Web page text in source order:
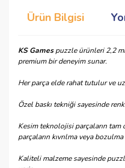
Ürün Bilgisi
KS Gamespuzzle ürünleri 2,2
premium bir deneyim sunar.
Her parça elde rahat tutulur ve
Özel baskı tekniği sayesinde
Kesim teknolojisi parçaların tam
parçaların kıvrılma veya
Kaliteli malzeme sayesinde